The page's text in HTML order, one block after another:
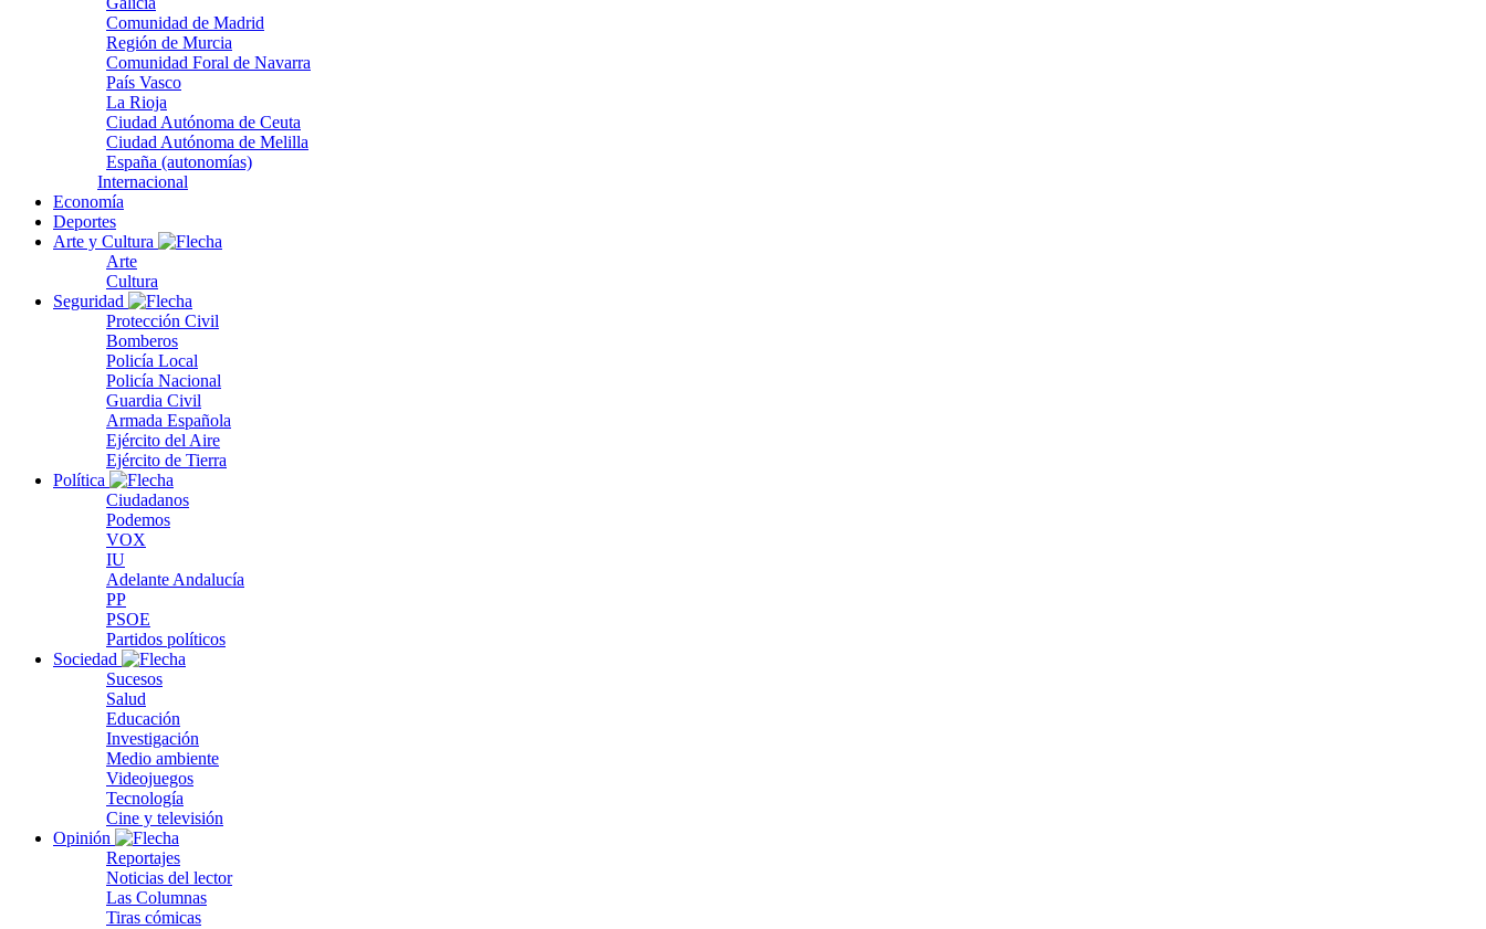
Comunidad de Madrid
Región de Murcia
Comunidad Foral de Navarra
País Vasco
La Rioja
Ciudad Autónoma de Ceuta
Ciudad Autónoma de Melilla
España (autonomías)
Internacional
Economía
Deportes
Arte y Cultura
Arte
Cultura
Seguridad
Protección Civil
Bomberos
Policía Local
Policía Nacional
Guardia Civil
Armada Española
Ejército del Aire
Ejército de Tierra
Política
Ciudadanos
Podemos
VOX
IU
Adelante Andalucía
PP
PSOE
Partidos políticos
Sociedad
Sucesos
Salud
Educación
Investigación
Medio ambiente
Videojuegos
Tecnología
Cine y televisión
Opinión
Reportajes
Noticias del lector
Las Columnas
Tiras cómicas